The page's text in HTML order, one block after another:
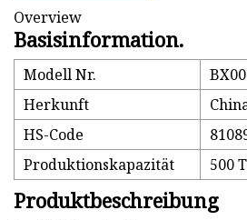
Overview
Basisinformation.
Modell Nr.
Herkunft
HS-Code
Produktionskapazität
500
Produktbeschreibung